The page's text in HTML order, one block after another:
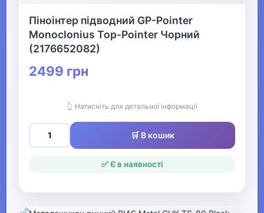
▶
▶
Музичні інструменти та обладнання
Піноінтер підводний GP-Pointer
Monoclonius Top-Pointer Чорний
(2176652082)
2499 грн
👆 Натисніть для детальної інформації
🛒 В кошик
✅ Є в наявності